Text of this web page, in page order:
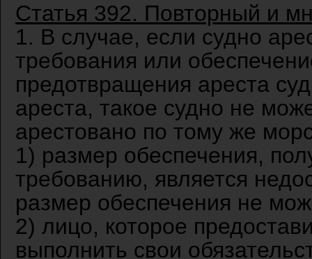
Статья 392. Повторный и
1. В случае, если судно
требования или
предотвращения ареста
ареста, такое судно не
арестовано по тому же
1) размер обеспечения,
требованию, является
размер обеспечения не
2) лицо, которое
выполнить свои